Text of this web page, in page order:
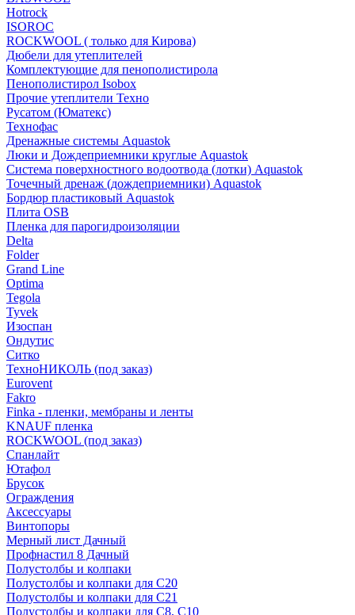
Hotrock
ISOROC
ROCKWOOL ( только для Кирова)
Дюбели для утеплителей
Комплектующие для пенополистирола
Пенополистирол Isobox
Прочие утеплители Техно
Русатом (Юматекс)
Технофас
Дренажные системы Aquastok
Люки и Дождеприемники круглые Aquastok
Система поверхностного водоотвода (лотки) Aquastok
Точечный дренаж (дождеприемники) Aquastok
Бордюр пластиковый Aquastok
Плита OSB
Пленка для парогидроизоляции
Delta
Folder
Grand Line
Optima
Tegola
Tyvek
Изоспан
Ондутис
Ситко
ТехноНИКОЛЬ (под заказ)
Eurovent
Fakro
Finka - пленки, мембраны и ленты
KNAUF пленка
ROCKWOOL (под заказ)
Спанлайт
Ютафол
Брусок
Ограждения
Аксессуары
Винтопоры
Мерный лист Дачный
Профнастил 8 Дачный
Полустолбы и колпаки
Полустолбы и колпаки для С20
Полустолбы и колпаки для С21
Полустолбы и колпаки для С8, С10